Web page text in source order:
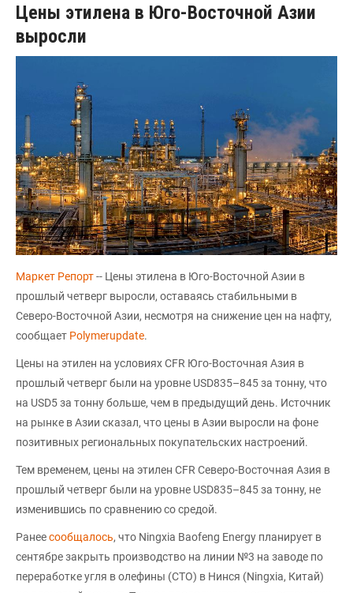
Цены этилена в Юго-Восточной Азии
выросли
Маркет Репорт-- Цены этилена в Юго-Восточной Азии в
прошлый четверг выросли, оставаясь стабильными в
Северо-Восточной Азии, несмотря на снижение цен на нафту,
сообщает Polymerupdate.
Цены на этилен на условиях CFR Юго-Восточная Азия в
прошлый четверг были на уровне USD835–845 за тонну, что
на USD5 за тонну больше, чем в предыдущий день. Источник
на рынке в Азии сказал, что цены в Азии выросли на фоне
позитивных региональных покупательских настроений.
Тем временем, цены на этилен CFR Северо-Восточная Азия в
прошлый четверг были на уровне USD835–845 за тонну, не
изменившись по сравнению со средой.
Ранеесообщалось, что Ningxia Baofeng Energy планирует в
сентябре закрыть производство на линии №3 на заводе по
переработке угля в олефины (CTO) в Нинся (Ningxia, Китай)